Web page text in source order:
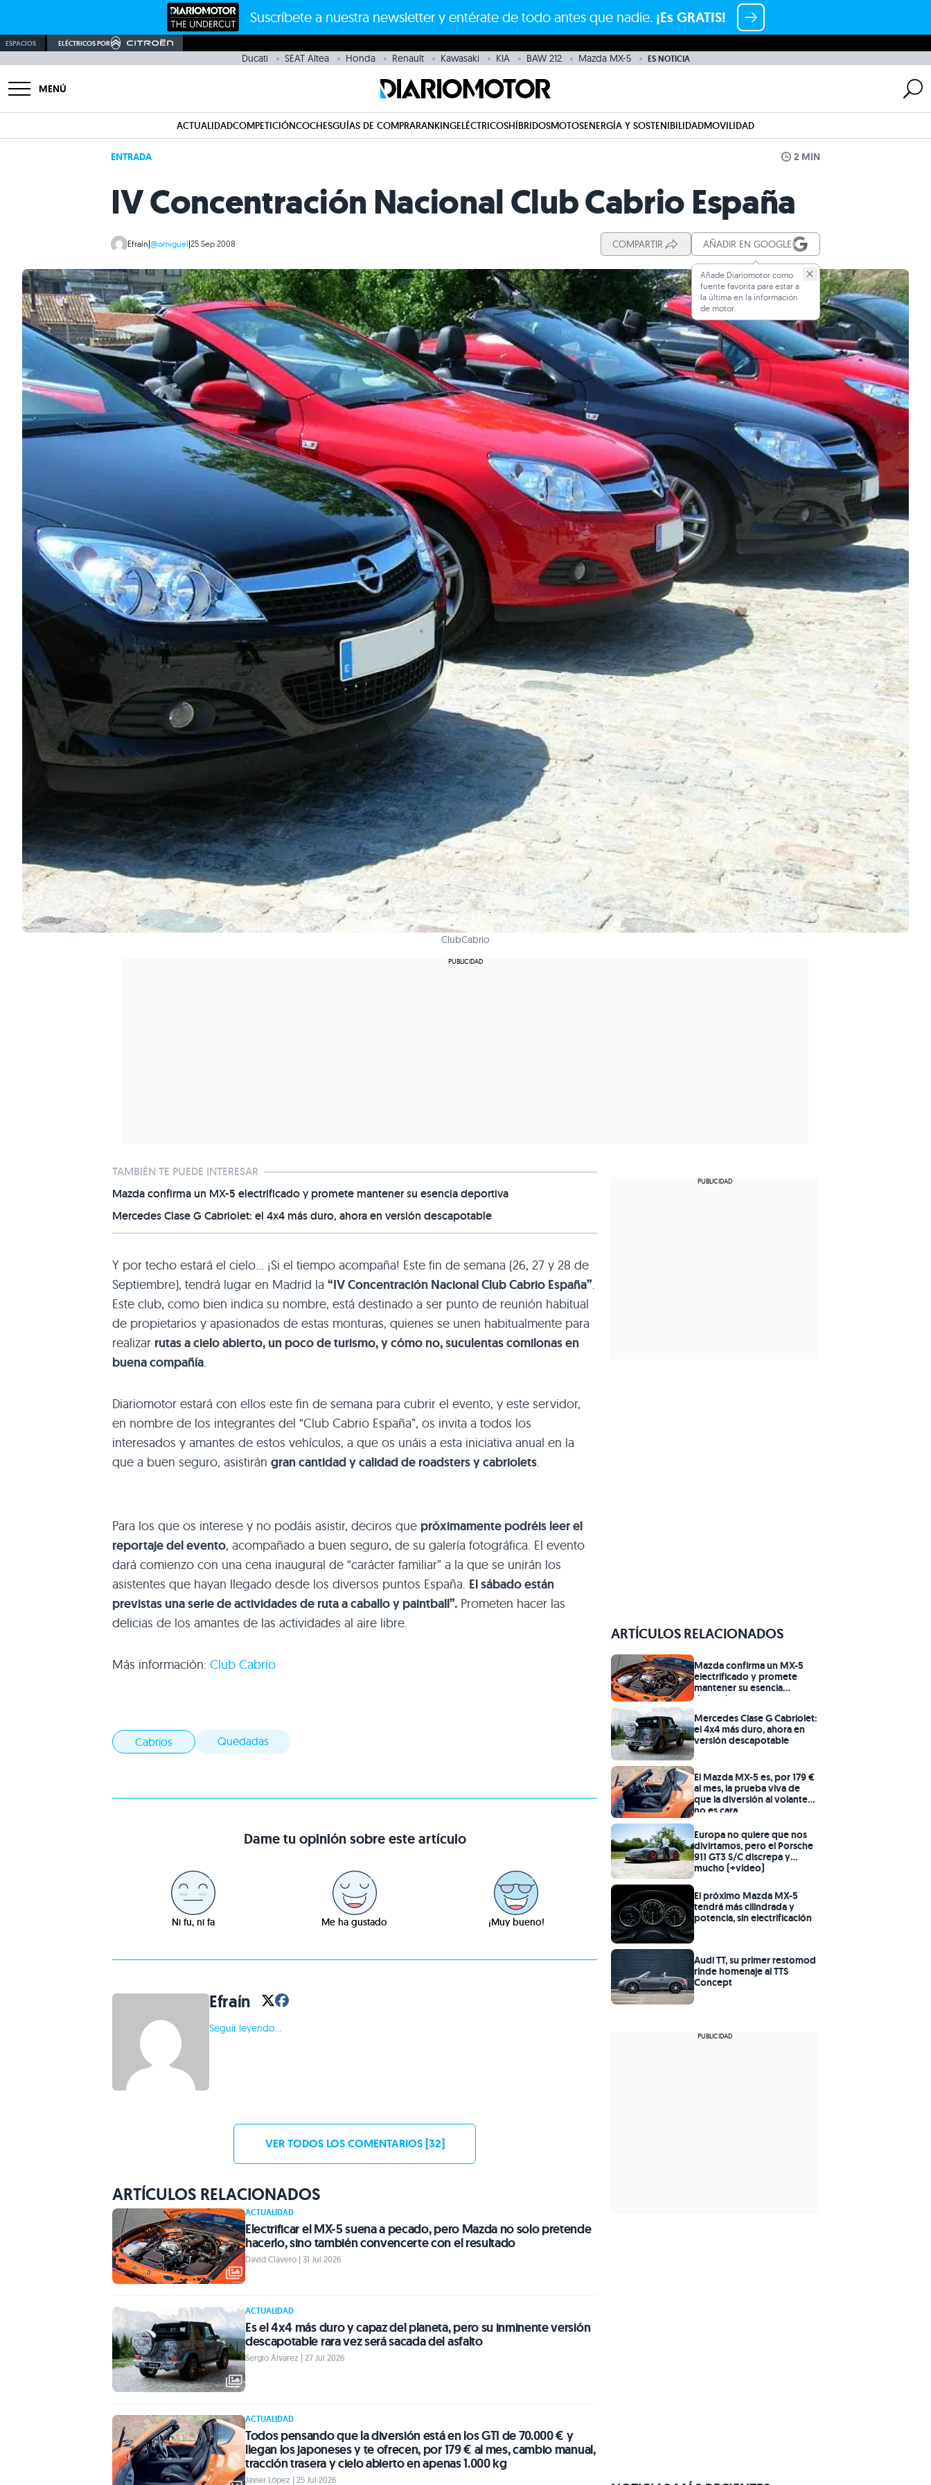
Suscríbete a nuestra newsletter y entérate de todo antes que nadie. ¡Es GRATIS!
ESPACIOS ELÉCTRICOS POR
Ducati SEAT Altea Honda Renault Kawasaki KIA BAW 212 Mazda MX-5 ES NOTICIA
MENÚ
ACTUALIDADCOMPETICIÓNCOCHESGUÍAS DE COMPRARANKINGELÉCTRICOSHÍBRIDOSMOTOSENERGÍA Y SOSTENIBILIDADMOVILIDAD
ENTRADA 2 MIN
IV Concentración Nacional Club Cabrio España
Efraín|@omiguel|25 Sep 2008 COMPARTIR AÑADIR EN GOOGLE
Añade Diariomotor como
fuente favorita para estar a
la última en la información
de motor.
ClubCabrio
TAMBIÉN TE PUEDE INTERESAR
Mazda confirma un MX-5 electrificado y promete mantener su esencia deportiva
Mercedes Clase G Cabriolet: el 4x4 más duro, ahora en versión descapotable
Y por techo estará el cielo… ¡Si el tiempo acompaña! Este fin de semana (26, 27 y 28 de
Septiembre), tendrá lugar en Madrid la “IV Concentración Nacional Club Cabrio España”.
Este club, como bien indica su nombre, está destinado a ser punto de reunión habitual
de propietarios y apasionados de estas monturas, quienes se unen habitualmente para
realizar rutas a cielo abierto, un poco de turismo, y cómo no, suculentas comilonas en
buena compañía.
Diariomotor estará con ellos este fin de semana para cubrir el evento, y este servidor,
en nombre de los integrantes del “Club Cabrio España”, os invita a todos los
interesados y amantes de estos vehículos, a que os unáis a esta iniciativa anual en la
que a buen seguro, asistirán gran cantidad y calidad de roadsters y cabriolets.
Para los que os interese y no podáis asistir, deciros que próximamente podréis leer el
reportaje del evento, acompañado a buen seguro, de su galería fotográfica. El evento
dará comienzo con una cena inaugural de “carácter familiar” a la que se unirán los
asistentes que hayan llegado desde los diversos puntos España. El sábado están
previstas una serie de actividades de ruta a caballo y paintball”. Prometen hacer las
delicias de los amantes de las actividades al aire libre.
Más información: Club Cabrio
Cabrios Quedadas
Dame tu opinión sobre este artículo
Ni fu, ni fa Me ha gustado ¡Muy bueno!
Efraín
Seguir leyendo...
VER TODOS LOS COMENTARIOS [32]
ARTÍCULOS RELACIONADOS
ACTUALIDAD
Electrificar el MX-5 suena a pecado, pero Mazda no solo pretende
hacerlo, sino también convencerte con el resultado
David Clavero | 31 Jul 2026
ACTUALIDAD
Es el 4x4 más duro y capaz del planeta, pero su inminente versión
descapotable rara vez será sacada del asfalto
Sergio Álvarez | 27 Jul 2026
ACTUALIDAD
Todos pensando que la diversión está en los GTI de 70.000 € y
llegan los japoneses y te ofrecen, por 179 € al mes, cambio manual,
tracción trasera y cielo abierto en apenas 1.000 kg
Javier López | 25 Jul 2026
ARTÍCULOS RELACIONADOS
Mazda confirma un MX-5
electrificado y promete
mantener su esencia
deportiva
Mercedes Clase G Cabriolet:
el 4x4 más duro, ahora en
versión descapotable
El Mazda MX-5 es, por 179 €
al mes, la prueba viva de
que la diversión al volante
no es cara
Europa no quiere que nos
divirtamos, pero el Porsche
911 GT3 S/C discrepa y
mucho (+vídeo)
El próximo Mazda MX-5
tendrá más cilindrada y
potencia, sin electrificación
Audi TT, su primer restomod
rinde homenaje al TTS
Concept